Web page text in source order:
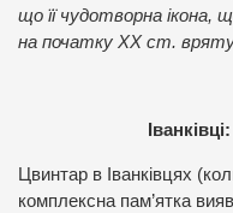
що її чудотворна ікона,
на початку ХХ ст.
Цвинтар в Іванківцях
комплексна пам’ятка